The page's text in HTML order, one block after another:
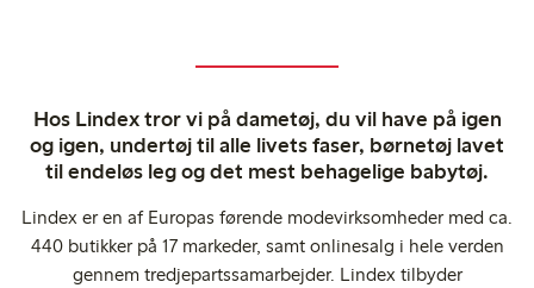
Hos Lindex tror vi på dametøj, du vil have på igen
og igen, undertøj til alle livets faser, børnetøj lavet
til endeløs leg og det mest behagelige babytøj.
Lindex er en af Europas førende modevirksomheder med ca.
440 butikker på 17 markeder, samt onlinesalg i hele verden
gennem tredjepartssamarbejder. Lindex tilbyder